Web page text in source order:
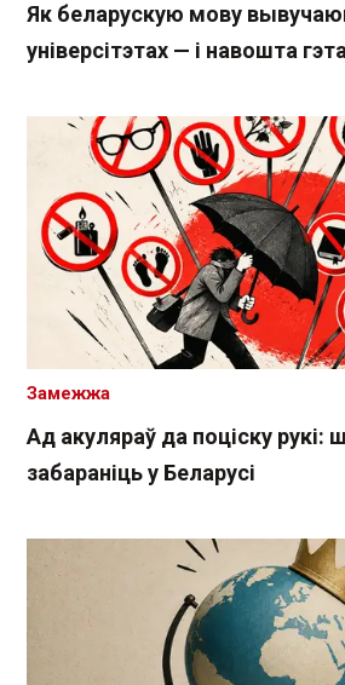
Як беларускую мову
універсітэтах — і навошта
Ад акуляраў да поціску
забараніць у Беларусі
Замежжа